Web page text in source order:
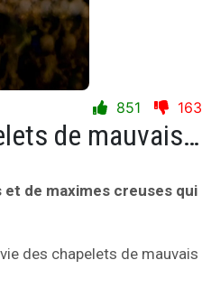
851 163
Nous traÃ®nons toute notre vie des chapelets de mauvais vers et de maximes creuses qui nous font buter Ã chaque pas.
de maximes creuses qui
des chapelets de mauvais